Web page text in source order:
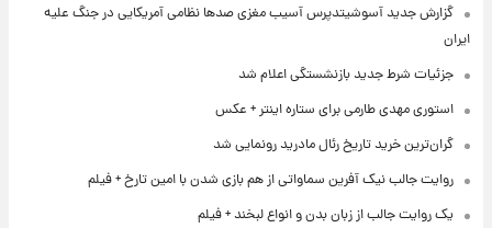
گزارش جدید آسوشیتدپرس آسیب مغزی صدها نظامی آمریکایی در جنگ علیه
ایران
جزئیات شرط جدید بازنشستگی اعلام شد
استوری مهدی طارمی برای ستاره اینتر + عکس
گران‌ترین خرید تاریخ رئال مادرید رونمایی شد
روایت جالب نیک آفرین سماواتی از هم بازی شدن با امین تارخ + فیلم
یک روایت جالب از زبان بدن و انواع لبخند + فیلم